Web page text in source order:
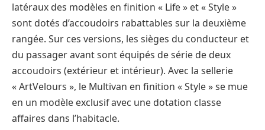
latéraux des modèles en finition « Life » et « Style »
sont dotés d’accoudoirs rabattables sur la deuxième
rangée. Sur ces versions, les sièges du conducteur et
du passager avant sont équipés de série de deux
accoudoirs (extérieur et intérieur). Avec la sellerie
« ArtVelours », le Multivan en finition « Style » se mue
en un modèle exclusif avec une dotation classe
affaires dans l’habitacle.